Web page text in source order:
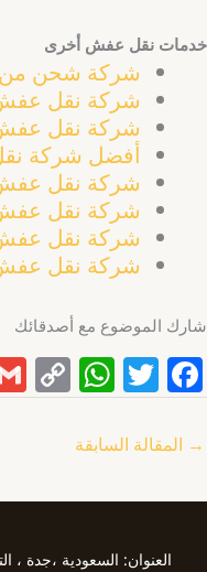
خدمات نقل عفش أخرى
شركة شحن من
شركة نقل
شركة نقل
أفضل شركة
شركة نقل عفش
شركة نقل
شركة نقل
شركة نقل
شارك الموضوع مع أصدقائك
F
a
c
b
o
T
w
itt
W
h
at
A
p
C
o
Li
n
→ المقالة السابقة